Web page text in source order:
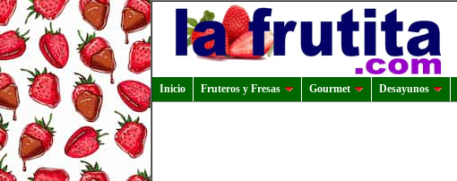
Inicio Fruteros y Fresas Gourmet Desayunos